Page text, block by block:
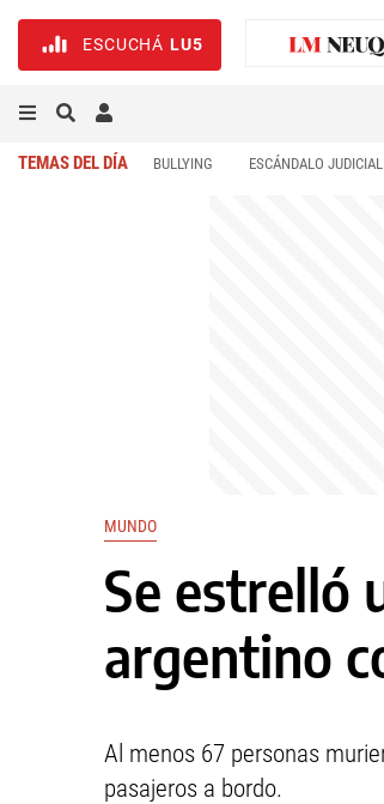
ESCUCHÁ LU5
TEMAS DEL DÍA BULLYING ESCÁNDALO JUDICIAL
MUNDO
Se estrelló
argentino
Al menos 67 personas
pasajeros a bordo.